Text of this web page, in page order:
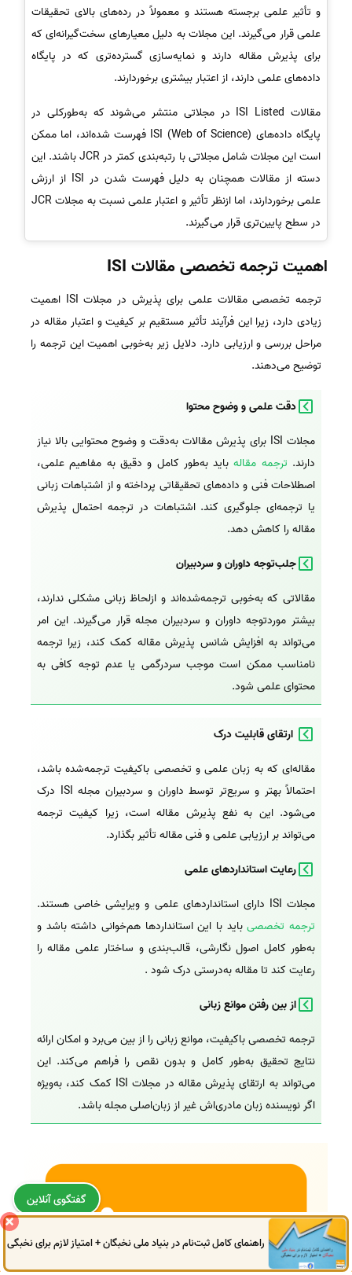
و تأثیر علمی برجسته هستند و معمولاً در رده‌های بالای تحقیقات
علمی قرار می‌گیرند. این مجلات به دلیل معیارهای سخت‌گیرانه‌ای که
برای پذیرش مقاله دارند و نمایه‌سازی گسترده‌تری که در پایگاه
داده‌های علمی دارند، از اعتبار بیشتری برخوردارند.
مقالات ISI Listed در مجلاتی منتشر می‌شوند که به‌طورکلی در
پایگاه داده‌های ISI (Web of Science) فهرست شده‌اند، اما ممکن
است این مجلات شامل مجلاتی با رتبه‌بندی کمتر در JCR باشند. این
دسته از مقالات همچنان به دلیل فهرست شدن در ISI از ارزش
علمی برخوردارند، اما ازنظر تأثیر و اعتبار علمی نسبت به مجلات JCR
در سطح پایین‌تری قرار می‌گیرند.
اهمیت ترجمه تخصصی مقالات ISI
ترجمه تخصصی مقالات علمی برای پذیرش در مجلات ISI اهمیت
زیادی دارد، زیرا این فرآیند تأثیر مستقیم بر کیفیت و اعتبار مقاله در
مراحل بررسی و ارزیابی دارد. دلایل زیر به‌خوبی اهمیت این ترجمه را
توضیح می‌دهند.
دقت علمی و وضوح محتوا
مجلات ISI برای پذیرش مقالات به‌دقت و وضوح محتوایی بالا نیاز
دارند. ترجمه مقالهباید به‌طور کامل و دقیق به مفاهیم علمی،
اصطلاحات فنی و داده‌های تحقیقاتی پرداخته و از اشتباهات زبانی
یا ترجمه‌ای جلوگیری کند. اشتباهات در ترجمه احتمال پذیرش
مقاله را کاهش دهد.
جلب‌توجه داوران و سردبیران
مقالاتی که به‌خوبی ترجمه‌شده‌اند و ازلحاظ زبانی مشکلی ندارند،
بیشتر موردتوجه داوران و سردبیران مجله قرار می‌گیرند. این امر
می‌تواند به افزایش شانس پذیرش مقاله کمک کند، زیرا ترجمه
نامناسب ممکن است موجب سردرگمی یا عدم توجه کافی به
محتوای علمی شود.
ارتقای قابلیت درک
مقاله‌ای که به زبان علمی و تخصصی باکیفیت ترجمه‌شده باشد،
احتمالاً بهتر و سریع‌تر توسط داوران و سردبیران مجله ISI درک
می‌شود. این به نفع پذیرش مقاله است، زیرا کیفیت ترجمه
می‌تواند بر ارزیابی علمی و فنی مقاله تأثیر بگذارد.
رعایت استانداردهای علمی
مجلات ISI دارای استانداردهای علمی و ویرایشی خاصی هستند.
ترجمه تخصصیباید با این استانداردها هم‌خوانی داشته باشد و
به‌طور کامل اصول نگارشی، قالب‌بندی و ساختار علمی مقاله را
رعایت کند تا مقاله به‌درستی درک شود .
از بین رفتن موانع زبانی
ترجمه تخصصی باکیفیت، موانع زبانی را از بین می‌برد و امکان ارائه
نتایج تحقیق به‌طور کامل و بدون نقص را فراهم می‌کند. این
می‌تواند به ارتقای پذیرش مقاله در مجلات ISI کمک کند، به‌ویژه
اگر نویسنده زبان مادری‌اش غیر از زبان‌اصلی مجله باشد.
04133250787
09149724522
راهنمای کامل ثبت‌نام در بنیاد ملی نخبگان + امتیاز لازم برای نخبگی
گفتگوی آنلاین